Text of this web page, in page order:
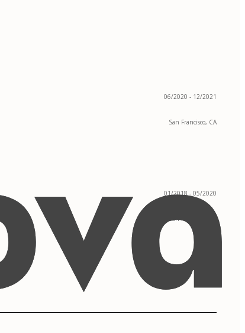
06/2020 - 12/2021
San Francisco, CA
01/2018 - 05/2020
San Francisco, CA